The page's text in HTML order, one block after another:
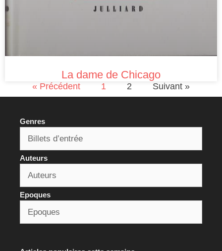
La dame de Chicago
« Précédent 1 2 Suivant »
Genres
Auteurs
Epoques